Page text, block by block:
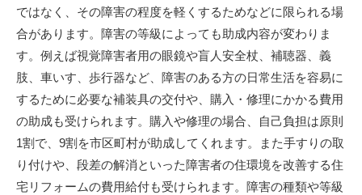
ではなく、その障害の程度を軽くするためなどに限られる場
合があります。障害の等級によっても助成内容が変わりま
す。例えば視覚障害者用の眼鏡や盲人安全杖、補聴器、義
肢、車いす、歩行器など、障害のある方の日常生活を容易に
するために必要な補装具の交付や、購入・修理にかかる費用
の助成も受けられます。購入や修理の場合、自己負担は原則
1割で、9割を市区町村が助成してくれます。また手すりの取
り付けや、段差の解消といった障害者の住環境を改善する住
宅リフォームの費用給付も受けられます。障害の種類や等級